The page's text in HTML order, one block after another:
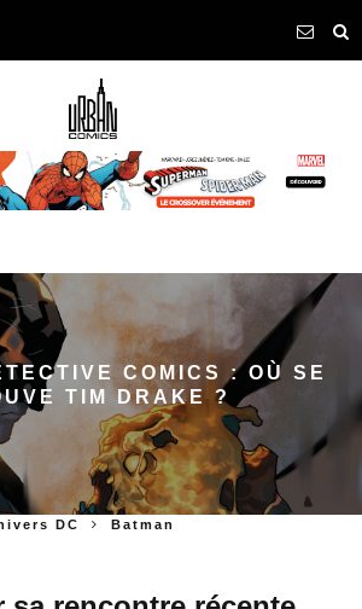
COMICS : OÙ SE
TIM DRAKE ?
DC Batman